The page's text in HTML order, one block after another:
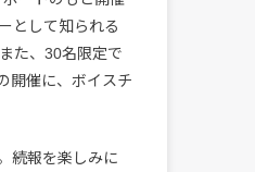
として知られる
た、30名限定で
開催に、ボイスチ
続報を楽しみに